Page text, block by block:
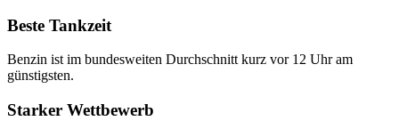
Beste Tankzeit
Benzin ist im bundesweiten Durchschnitt kurz vor 12 Uhr am
günstigsten.
Starker Wettbewerb